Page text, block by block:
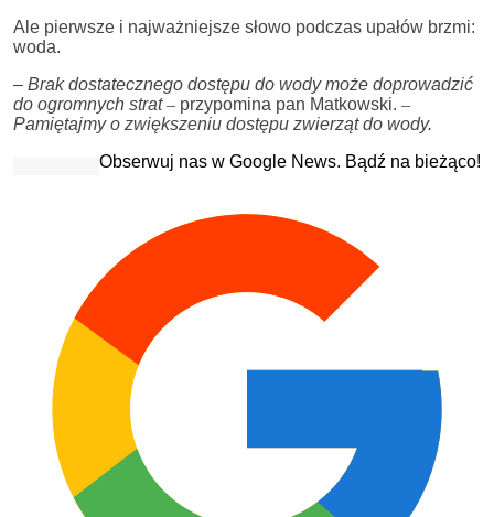
Ale pierwsze i najważniejsze słowo podczas upałów brzmi:
woda.
– Brak dostatecznego dostępu do wody może doprowadzić
do ogromnych strat – przypomina pan Matkowski. –
Pamiętajmy o zwiększeniu dostępu zwierząt do wody.
Obserwuj nas w Google News. Bądź na bieżąco!